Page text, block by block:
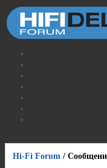
Hi-Fi Forum /